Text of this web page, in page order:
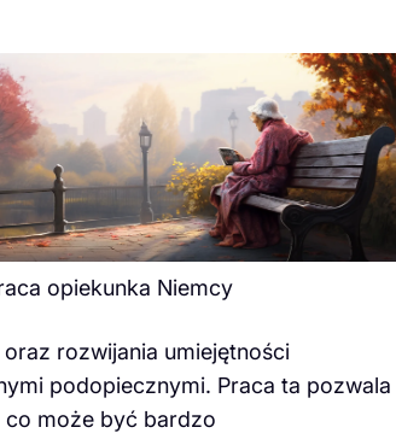
opiekunka Niemcy
rozwijania umiejętności
podopiecznymi. Praca ta pozwala
co może być bardzo